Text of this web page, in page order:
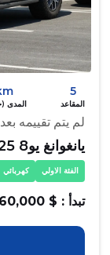
5
المقاعد المدى
لم يتم تقييمه بعد
يانغوانغ يو8 2025
الفئة الاولي كهربائي
تبدأ : $ 160,000